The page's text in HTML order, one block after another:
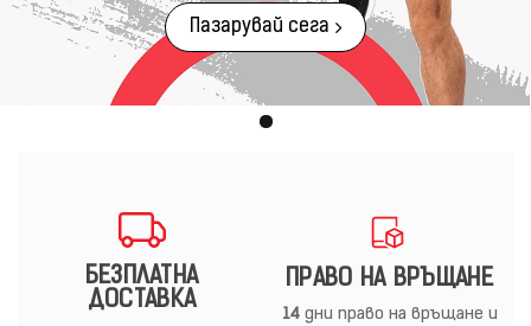
Пазарувай сега
БЕЗПЛАТНА
ДОСТАВКА
ПРАВО НА ВРЪЩАНЕ
14дни право на връщане и